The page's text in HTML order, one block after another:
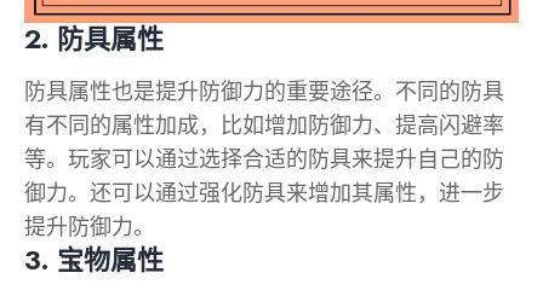
2. 防具属性
防具属性也是提升防御力的重要途径。不同的防具
有不同的属性加成，比如增加防御力、提高闪避率
等。玩家可以通过选择合适的防具来提升自己的防
御力。还可以通过强化防具来增加其属性，进一步
提升防御力。
3. 宝物属性